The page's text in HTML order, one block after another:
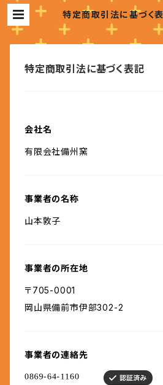
特定商取引法に基づく
特定商取引法に基づく表記
会社名
有限会社備州窯
事業者の名称
山本敦子
事業者の所在地
〒705-0001
岡山県備前市伊部302-2
事業者の連絡先